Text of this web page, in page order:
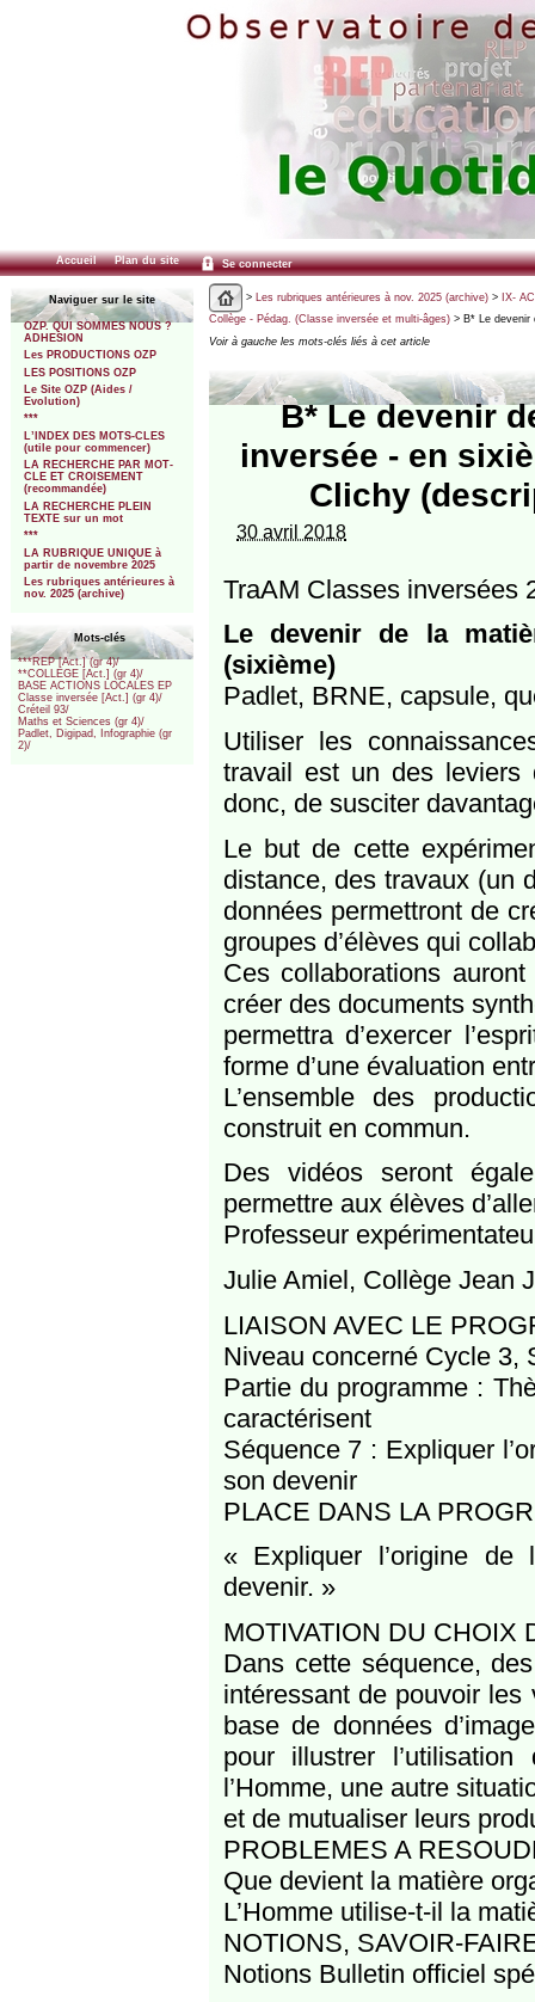
Accueil Plan du site Se connecter
Naviguer sur le site
OZP. QUI SOMMES NOUS ?
ADHESION
Les PRODUCTIONS OZP
LES POSITIONS OZP
Le Site OZP (Aides /
Evolution)
***
L’INDEX DES MOTS-CLES
(utile pour commencer)
LA RECHERCHE PAR MOT-
CLE ET CROISEMENT
(recommandée)
LA RECHERCHE PLEIN
TEXTE sur un mot
***
LA RUBRIQUE UNIQUE à
partir de novembre 2025
Les rubriques antérieures à
nov. 2025 (archive)
Mots-clés
***REP [Act.] (gr 4)/
**COLLEGE [Act.] (gr 4)/
BASE ACTIONS LOCALES EP
Classe inversée [Act.] (gr 4)/
Créteil 93/
Maths et Sciences (gr 4)/
Padlet, Digipad, Infographie (gr
2)/
> Les rubriques antérieures à nov. 2025 (archive)> IX-
Collège - Pédag. (Classe inversée et multi-âges)> B* Le devenir
Voir à gauche les mots-clés liés à cet article
B* Le devenir
inversée - en
Clichy
30 avril 2018
TraAM Classes inversées
Le devenir de la
(sixième)
Padlet, BRNE, capsule,
Utiliser les
travail est un des
donc, de susciter
Le but de cette
distance, des travaux (un
données permettront de
groupes d’élèves qui
Ces collaborations
créer des documents
permettra d’exercer
forme d’une évaluation
L’ensemble des
construit en commun.
Des vidéos seront
permettre aux élèves
Professeur
Julie Amiel, Collège Jean
LIAISON AVEC LE
Niveau concerné Cycle 3,
Partie du programme :
caractérisent
Séquence 7 : Expliquer
son devenir
PLACE DANS LA
« Expliquer l’origine
devenir. »
MOTIVATION DU CHOIX
Dans cette séquence,
intéressant de pouvoir les
base de données
pour illustrer
l’Homme, une autre
et de mutualiser leurs
PROBLEMES A
Que devient la matière
L’Homme utilise-t-il la
NOTIONS, SAVOIR-
Notions Bulletin officiel